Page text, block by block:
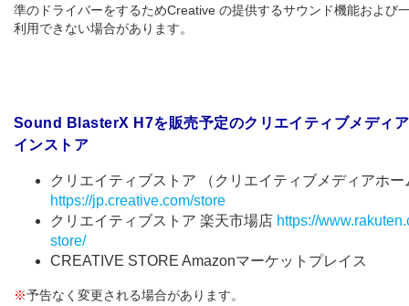
準のドライバーをするためCreative の提供するサウンド機能および
利用できない場合があります。
Sound BlasterX H7を販売予定のクリエイティブメディ
インストア
クリエイティブストア （クリエイティブメディアホ
https://jp.creative.com/store
クリエイティブストア 楽天市場店 https://
store/
CREATIVE STORE Amazonマーケットプレイス
※予告なく変更される場合があります。